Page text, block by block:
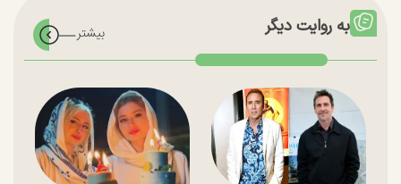
به روایت دیگر